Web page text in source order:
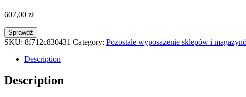
607,00 zł
Sprawdź
SKU: 8f712c830431 Category: Pozostałe wyposażenie sklepów i
Description
Description